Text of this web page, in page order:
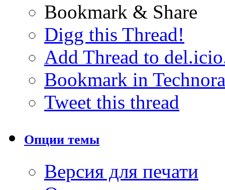
Bookmark & Share
Digg this Thread!
Add Thread to
Bookmark in
Tweet this thread
Опции темы
Версия для печати